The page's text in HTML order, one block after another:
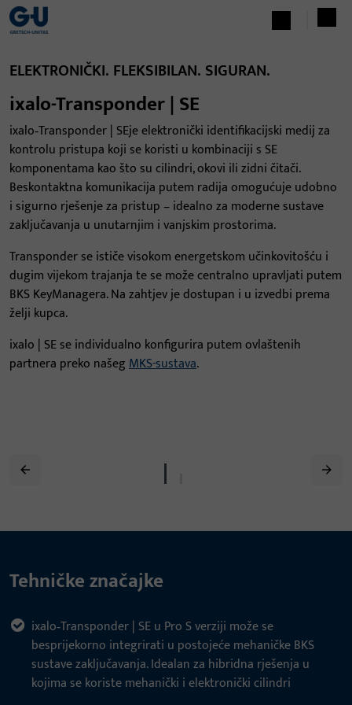
ELEKTRONIČKI. FLEKSIBILAN. SIGURAN.
ixalo-Transponder | SE
ixalo‑Transponder | SEje elektronički identifikacijski medij za
kontrolu pristupa koji se koristi u kombinaciji s SE
komponentama kao što su cilindri, okovi ili zidni čitači.
Beskontaktna komunikacija putem radija omogućuje udobno
i sigurno rješenje za pristup – idealno za moderne sustave
zaključavanja u unutarnjim i vanjskim prostorima.
Transponder se ističe visokom energetskom učinkovitošću i
dugim vijekom trajanja te se može centralno upravljati putem
BKS KeyManagera. Na zahtjev je dostupan i u izvedbi prema
želji kupca.
ixalo | SE se individualno konfigurira putem ovlaštenih
partnera preko našegMKS-sustava.
Tehničke značajke
ixalo‑Transponder | SE u Pro S verziji može se
besprijekorno integrirati u postojeće mehaničke BKS
sustave zaključavanja. Idealan za hibridna rješenja u
kojima se koriste mehanički i elektronički cilindri